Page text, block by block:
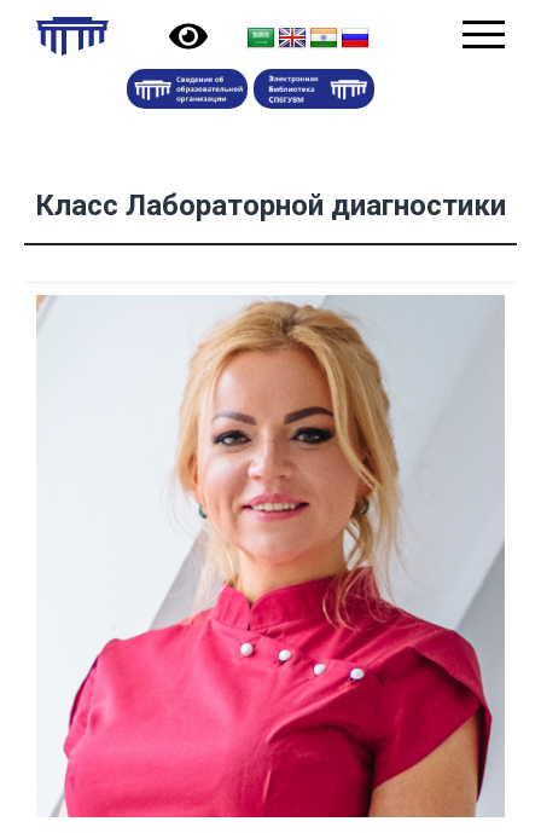
Класс Лабораторной диагностики